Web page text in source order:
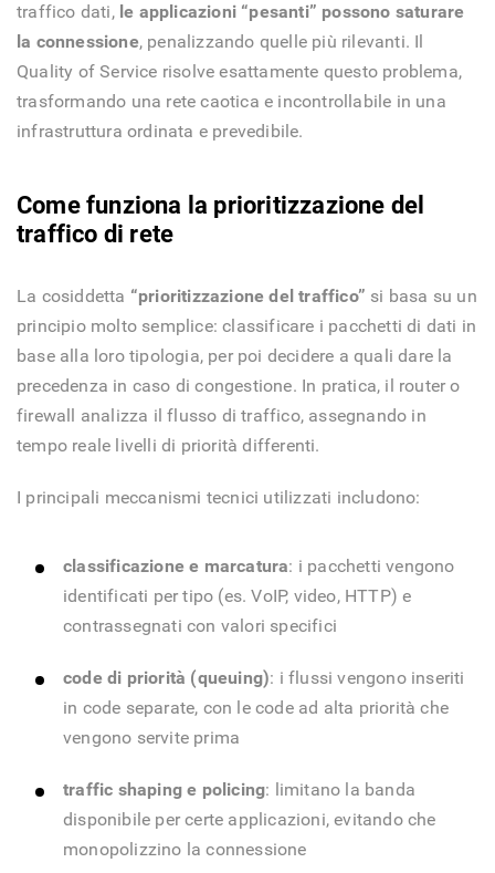
traffico dati, le applicazioni “pesanti” possono saturare
la connessione, penalizzando quelle più rilevanti. Il
Quality of Service risolve esattamente questo problema,
trasformando una rete caotica e incontrollabile in una
infrastruttura ordinata e prevedibile.
Come funziona la prioritizzazione del
traffico di rete
La cosiddetta “prioritizzazione del traffico” si basa su un
principio molto semplice: classificare i pacchetti di dati in
base alla loro tipologia, per poi decidere a quali dare la
precedenza in caso di congestione. In pratica, il router o
firewall analizza il flusso di traffico, assegnando in
tempo reale livelli di priorità differenti.
I principali meccanismi tecnici utilizzati includono:
classificazione e marcatura: i pacchetti vengono
identificati per tipo (es. VoIP, video, HTTP) e
contrassegnati con valori specifici
code di priorità (queuing): i flussi vengono inseriti
in code separate, con le code ad alta priorità che
vengono servite prima
traffic shaping e policing: limitano la banda
disponibile per certe applicazioni, evitando che
monopolizzino la connessione